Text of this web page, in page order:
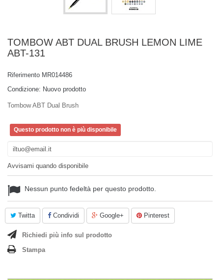
TOMBOW ABT DUAL BRUSH LEMON LIME
ABT-131
Riferimento MR014486
Condizione: Nuovo prodotto
Tombow ABT Dual Brush
Questo prodotto non è più disponibile
Avvisami quando disponibile
Nessun punto fedeltà per questo prodotto.
Twitta Condividi Google+ Pinterest
Richiedi più info sul prodotto
Stampa